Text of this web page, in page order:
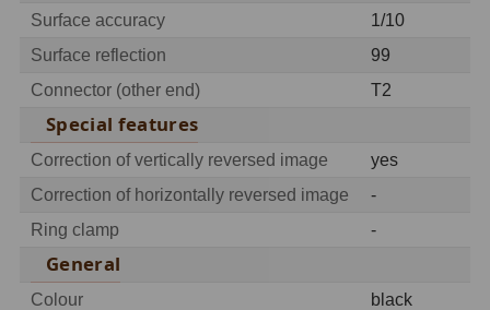
Mesačné a polarizačné
Slnečné 43
CLS a UHC14
Širokopásmové2
OIII21
Hβ4
SII2
Surface accuracy
1/10
Surface reflection
99
Connector (other end)
T2
Special features
Correction of vertically reversed image
yes
Correction of horizontally reversed image
-
Ring clamp
-
General
Colour black